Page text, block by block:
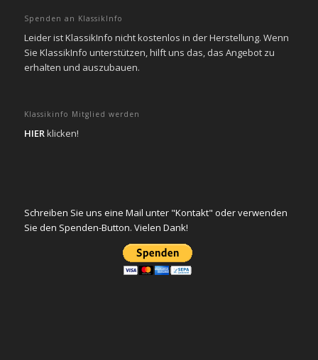
Spenden an KlassikInfo
Leider ist KlassikInfo nicht kostenlos in der Herstellung. Wenn
Sie KlassikInfo unterstützen, hilft uns das, das Angebot zu
erhalten und auszubauen.
Klassikinfo Mitglied werden
HIERklicken!
Schreiben Sie uns eine Mail unter "Kontakt" oder verwenden
Sie den Spenden-Button. Vielen Dank!